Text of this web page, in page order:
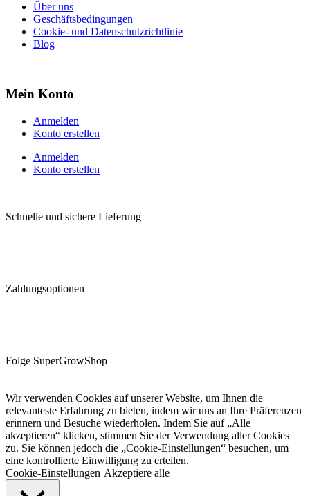
Über uns
Geschäftsbedingungen
Cookie- und Datenschutzrichtlinie
Blog
Mein Konto
Anmelden
Konto erstellen
Anmelden
Konto erstellen
Schnelle und sichere Lieferung
Zahlungsoptionen
Folge SuperGrowShop
Wir verwenden Cookies auf unserer Website, um Ihnen die
relevanteste Erfahrung zu bieten, indem wir uns an Ihre Präferenzen
erinnern und Besuche wiederholen. Indem Sie auf „Alle
akzeptieren“ klicken, stimmen Sie der Verwendung aller Cookies
zu. Sie können jedoch die „Cookie-Einstellungen“ besuchen, um
eine kontrollierte Einwilligung zu erteilen.
Cookie-Einstellungen Akzeptiere alle